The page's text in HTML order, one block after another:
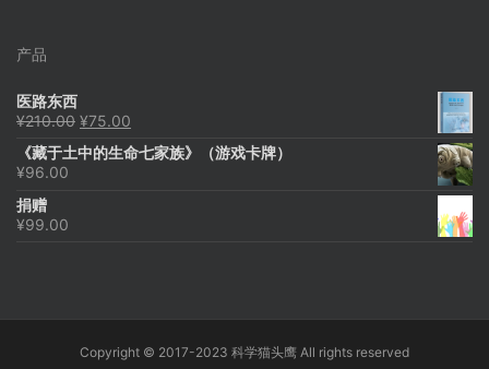
产品
医路东西
¥210.00 原
为：
¥75.00
价
《藏于土中的生命七家族》（游戏卡牌）
¥96.00
捐赠
¥99.00
Copyright © 2017-2023 科学猫头鹰 All rights reserved